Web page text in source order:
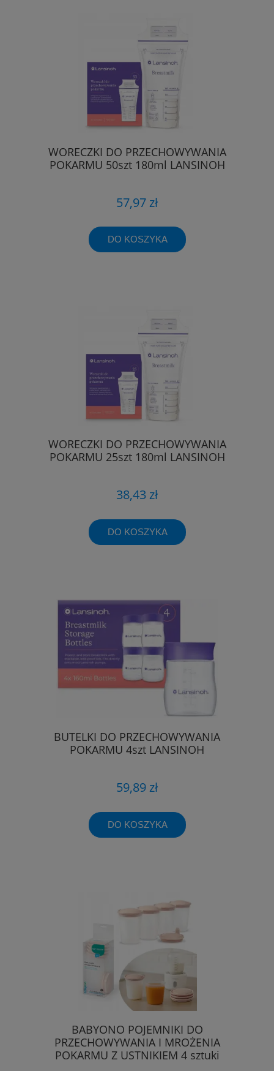
WORECZKI DO PRZECHOWYWANIA
POKARMU 50szt 180ml LANSINOH
57,97 zł
DO KOSZYKA
WORECZKI DO PRZECHOWYWANIA
POKARMU 25szt 180ml LANSINOH
38,43 zł
DO KOSZYKA
BUTELKI DO PRZECHOWYWANIA
POKARMU 4szt LANSINOH
59,89 zł
DO KOSZYKA
BABYONO POJEMNIKI DO
PRZECHOWYWANIA I MROŻENIA
POKARMU Z USTNIKIEM 4 sztuki